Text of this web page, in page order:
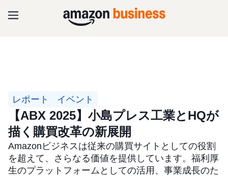
レポート イベント
【ABX 2025】小島プレス工業とHQが
描く購買改革の新展開
Amazonビジネスは従来の購買サイトとしての役割
を超えて、さらなる価値を提供しています。福利厚
生のプラットフォームとしての活用、事業成長のた